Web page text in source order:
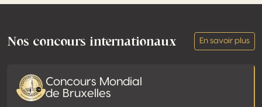
Footer
Nos concours internationaux En savoir plus
Concours Mondial
de Bruxelles